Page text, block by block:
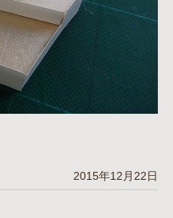
2015年12月22日